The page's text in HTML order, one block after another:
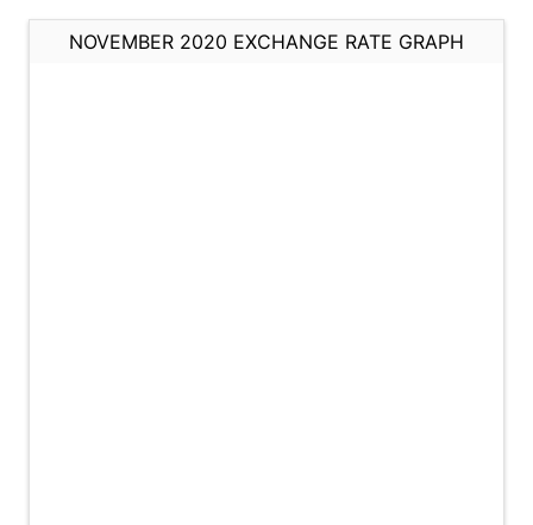
NOVEMBER 2020 EXCHANGE RATE GRAPH